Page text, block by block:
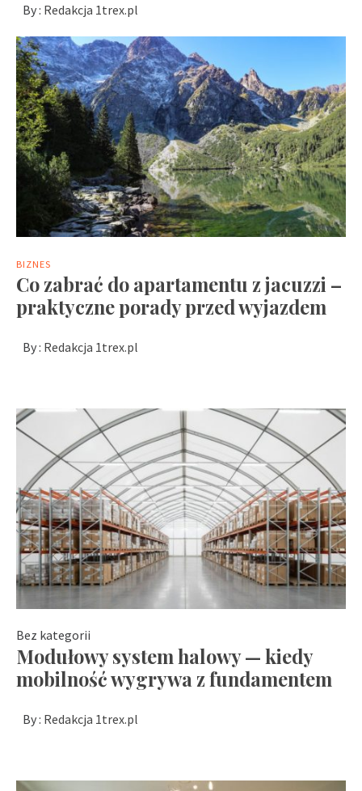
By : Redakcja 1trex.pl
BIZNES
Co zabrać do apartamentu z jacuzzi –
praktyczne porady przed wyjazdem
By : Redakcja 1trex.pl
Bez kategorii
Modułowy system halowy — kiedy
mobilność wygrywa z fundamentem
By : Redakcja 1trex.pl